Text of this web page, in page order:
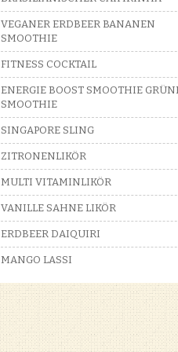
VEGANER ERDBEER BANANEN
SMOOTHIE
FITNESS COCKTAIL
ENERGIE BOOST SMOOTHIE
SMOOTHIE
SINGAPORE SLING
ZITRONENLIKÖR
MULTI VITAMINLIKÖR
VANILLE SAHNE LIKÖR
ERDBEER DAIQUIRI
MANGO LASSI